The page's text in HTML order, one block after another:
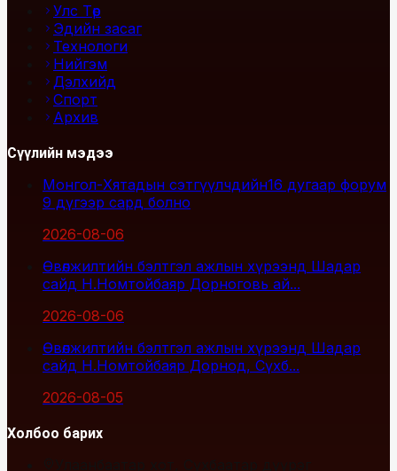
Улс Төр
Эдийн засаг
Технологи
Нийгэм
Дэлхийд
Спорт
Архив
Сүүлийн мэдээ
Монгол-Хятадын сэтгүүлчдийн16 дугаар форум
9 дүгээр сард болно
2026-08-06
Өвөлжилтийн бэлтгэл ажлын хүрээнд Шадар
сайд Н.Номтойбаяр Дорноговь ай...
2026-08-06
Өвөлжилтийн бэлтгэл ажлын хүрээнд Шадар
сайд Н.Номтойбаяр Дорнод, Сүхб...
2026-08-05
Холбоо барих